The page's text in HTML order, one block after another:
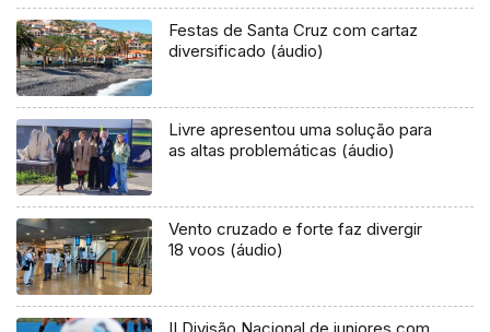
Festas de Santa Cruz com cartaz
diversificado (áudio)
Livre apresentou uma solução para
as altas problemáticas (áudio)
Vento cruzado e forte faz divergir
18 voos (áudio)